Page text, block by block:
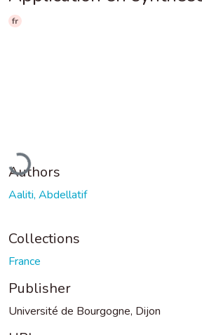
fr
Loading...
Authors
Aaliti, Abdellatif
Collections
France
Publisher
Université de Bourgogne, Dijon